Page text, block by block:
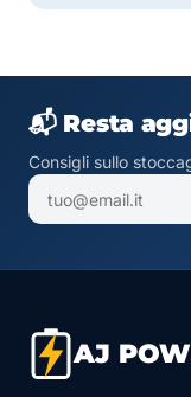
📬 Resta
Consigli sullo
AJ